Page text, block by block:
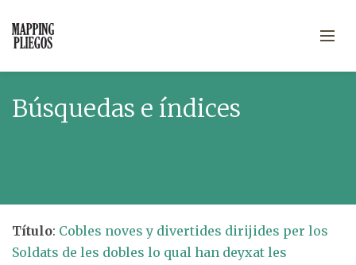
Búsquedas e índices
Título: Cobles noves y divertides dirijides per los
Soldats de les dobles lo qual han deyxat les